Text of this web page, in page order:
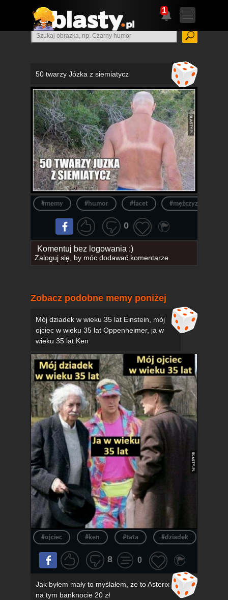
1
50 twarzy Józka z siemiatycz
#memy #humor #facet #mężczyzna
0
Komentuj bez logowania :)
Zaloguj się, by móc dodawać komentarze.
Zobacz podobne memy poniżej
Mój dziadek w wieku 35 lat Einstein, mój
ojciec w wieku 35 lat Oppenheimer, ja w
wieku 35 lat Ken
#ojciec #ken #tata #dziadek
8 0
Jak byłem mały to myślałem, że to Asterix
na tym banknocie 20 zł